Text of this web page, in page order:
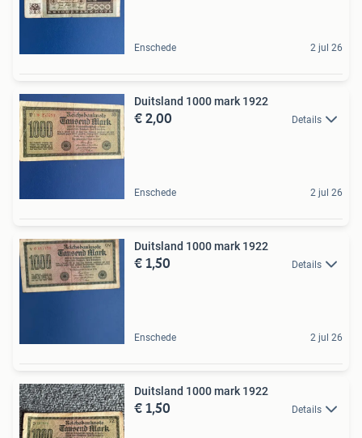
Enschede 2 jul 26
Duitsland 1000 mark 1922
€ 2,00 Details
Enschede 2 jul 26
Duitsland 1000 mark 1922
€ 1,50 Details
Enschede 2 jul 26
Duitsland 1000 mark 1922
€ 1,50 Details